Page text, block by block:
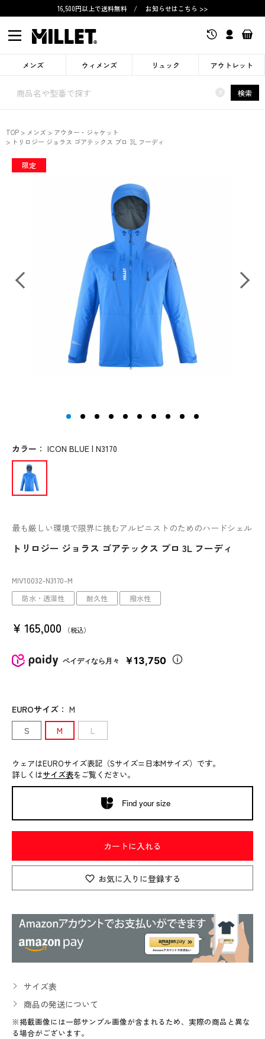
16,500円以上で送料無料 / お知らせはこちら >>
メンズ ウィメンズ リュック アウトレット
× 検索
TOP メンズ
アウター・ジャケット
トリロジー ジョラス ゴアテックス プロ 3L フーディ
最も厳しい環境で限界に挑むアルピニストのためのハードシェル
トリロジー ジョラス ゴアテックス プロ 3L フーディ
MIV10032-N3170-M
限定
防水・透湿性 耐久性 撥水性
¥ 165,000 税込
ペイディなら月々 ￥13,750
カラー ： ICON BLUE | N3170
EUROサイズ ： M
S
M L
ウェアはEUROサイズ表記（Sサイズ=日本Mサイズ）です。
詳しくはサイズ表をご覧ください。
Find your size
カートに入れる
お気に入りに登録する
サイズ表
商品の発送について
※掲載画像には一部サンプル画像が含まれるため、実際の商品と異な
る場合がございます。